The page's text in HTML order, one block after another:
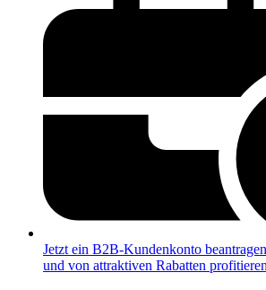
Jetzt ein B2B-Kundenkonto beantragen
und von attraktiven Rabatten profitieren